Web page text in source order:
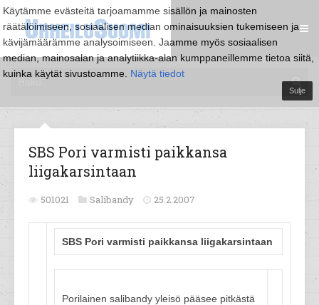
Käytämme evästeitä tarjoamamme sisällön ja mainosten
räätälöimiseen, sosiaalisen median ominaisuuksien tukemiseen ja
kävijämäärämme analysoimiseen. Jaamme myös sosiaalisen
median, mainosalan ja analytiikka-alan kumppaneillemme tietoa siitä,
kuinka käytät sivustoamme. Näytä tiedot
Sulje
SBS Pori varmisti paikkansa
liigakarsintaan
501021 Salibandy 25.2.2007
SBS Pori varmisti paikkansa liigakarsintaan
Porilainen salibandy yleisö pääsee pitkästä